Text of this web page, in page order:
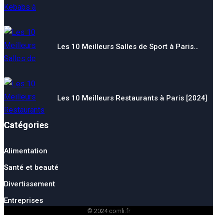
Les 10 Meilleurs Salles de Sport à Paris…
Les 10 Meilleurs Restaurants à Paris [2024]
Catégories
Alimentation
Santé et beauté
Divertissement
Entreprises
© 2024 comli.fr